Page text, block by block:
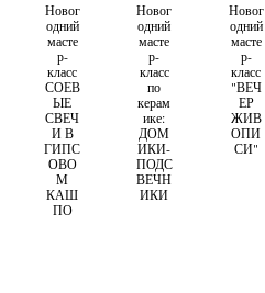
Новог
одний
масте
р-
класс
СОЕВ
ЫЕ
СВЕЧ
И В
ГИПС
ОВО
М
КАШ
ПО
Новог
одний
масте
р-
класс
по
керам
ике:
ДОМ
ИКИ-
ПОДС
ВЕЧН
ИКИ
Новог
одний
масте
р-
класс
"ВЕЧ
ЕР
ЖИВ
ОПИ
СИ"